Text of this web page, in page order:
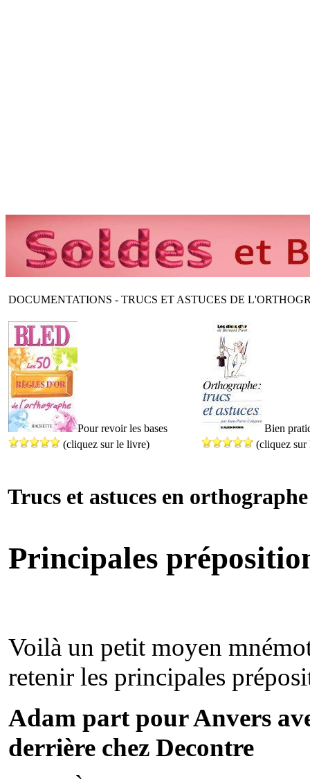
DOCUMENTATIONS - TRUCS ET ASTUCES DE
Pour revoir les bases
Bien
(cliquez sur le livre)
(cliquez sur
Trucs et astuces en orthographe
Principales
Voilà un petit moyen
retenir les principales
Adam part pour Anvers
derrière chez Decontre